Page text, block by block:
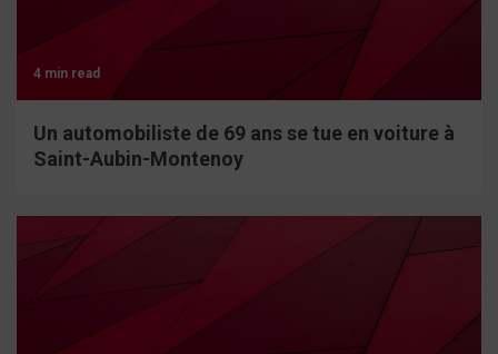
4 min read
Un automobiliste de 69 ans se tue en voiture à
Saint-Aubin-Montenoy